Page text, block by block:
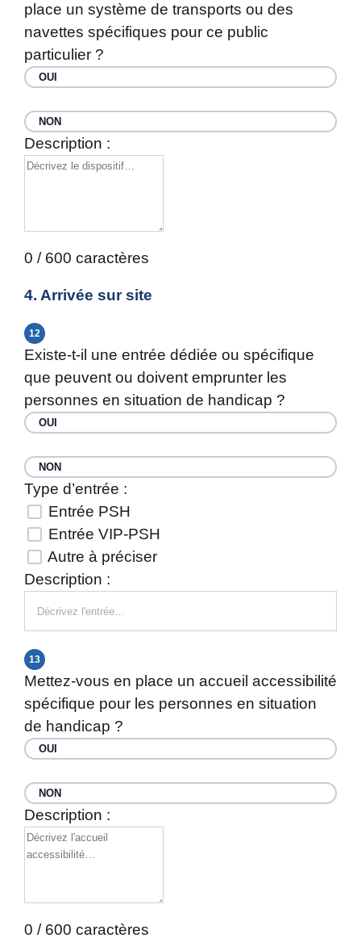
place un système de transports ou des
navettes spécifiques pour ce public
particulier ?
OUI
NON
Description :
0 / 600 caractères
4. Arrivée sur site
12
Existe-t-il une entrée dédiée ou spécifique
que peuvent ou doivent emprunter les
personnes en situation de handicap ?
OUI
NON
Type d’entrée :
Entrée PSH
Entrée VIP-PSH
Autre à préciser
Description :
13
Mettez-vous en place un accueil accessibilité
spécifique pour les personnes en situation
de handicap ?
OUI
NON
Description :
0 / 600 caractères